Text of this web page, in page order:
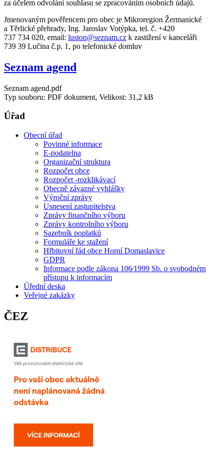
za účelem odvolání souhlasu se zpracováním osobních údajů.
Jmenovaným pověřencem pro obec je Mikroregion Žermanické
a Těrlické přehrady, Ing. Jaroslav Votýpka, tel. č. +420
737 734 020, email: luston@seznam.cz k zastižení v kanceláři
739 39 Lučina č.p. 1, po telefonické domluv
Seznam agend
Seznam agend.pdf
Typ souboru: PDF dokument, Velikost: 31,2 kB
Úřad
Obecní úřad
Povinné informace
E-podatelna
Organizační struktura
Rozpočet obce
Rozpočet -rozklikávací
Obecně závazné vyhlášky
Výroční zprávy
Usnesení zastupitelstva
Zprávy finančního výboru
Zprávy kontrolního výboru
Sazebník poplatků
Formuláře ke stažení
Hřbitovní řád obce Horní Domaslavice
GDPR
Informace podle zákona 106⁄1999 Sb. o svobodném
přístupu k informacím
Úřední deska
Veřejné zakázky
ČEZ